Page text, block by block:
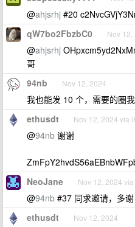
@ahjsrhj #20
qW7bo2FbzbC0 Nov 12,
@ahjsrhj
哥
94nb Nov 12, 2024
我也能发 10 个，需要的圈我
ethusdt Nov 12, 2024 via
@94nb 谢谢
NeoJane Nov 12, 2024
@94nb #37 同求邀请，多
ethusdt Nov 12, 2024